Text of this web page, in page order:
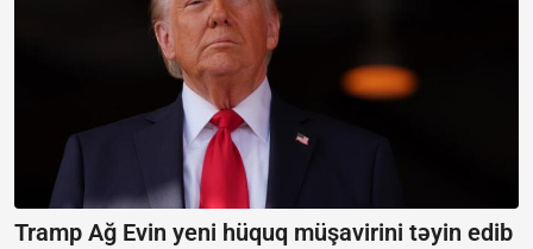
Tramp Ağ Evin yeni hüquq müşavirini təyin edib